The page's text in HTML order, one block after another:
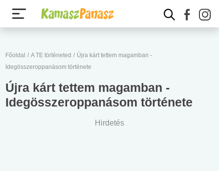
Főoldal / A TE történeted / Újra kárt tettem magamban -
Idegösszeroppanásom története
Újra kárt tettem magamban -
Idegösszeroppanásom története
Hirdetés